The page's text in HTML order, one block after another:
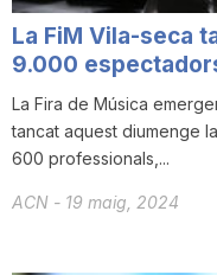
La FiM Vila-seca
9.000
La Fira de Música
tancat aquest diumenge
600 professionals,...
ACN - 19 maig, 2024